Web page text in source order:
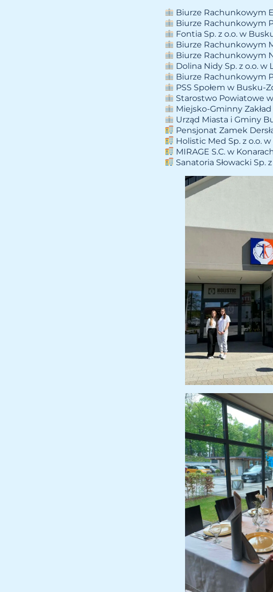
Biurze Rachunkowym
Biurze Rachunkowym
Fontia Sp. z o.o. w
Biurze Rachunkowym
Biurze Rachunkowym
Dolina Nidy Sp. z o.o. w
Biurze Rachunkowym
PSS Społem w Busku-
Starostwo Powiatowe
Miejsko-Gminny
Urząd Miasta i Gminy
Pensjonat Zamek
Holistic Med Sp. z o.o.
MIRAGE S.C. w
Sanatoria Słowacki Sp.